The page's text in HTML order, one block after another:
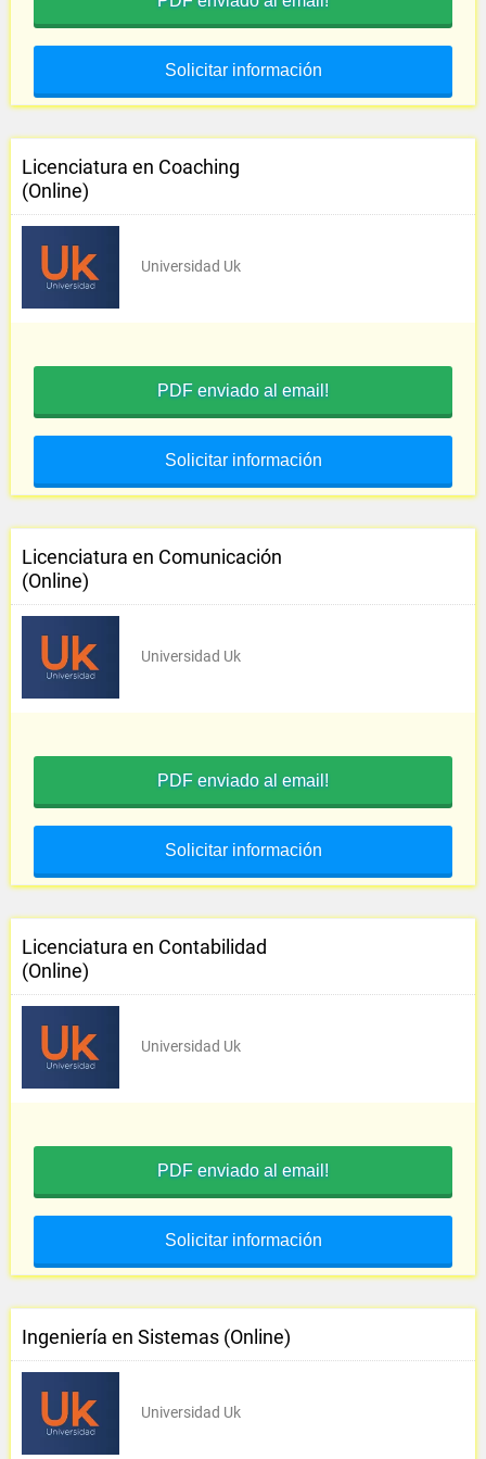
Solicitar información
Licenciatura en Coaching
(Online)
Universidad Uk
PDF enviado al email!
Solicitar información
Licenciatura en Comunicación
(Online)
Universidad Uk
PDF enviado al email!
Solicitar información
Licenciatura en Contabilidad
(Online)
Universidad Uk
PDF enviado al email!
Solicitar información
Ingeniería en Sistemas (Online)
Universidad Uk